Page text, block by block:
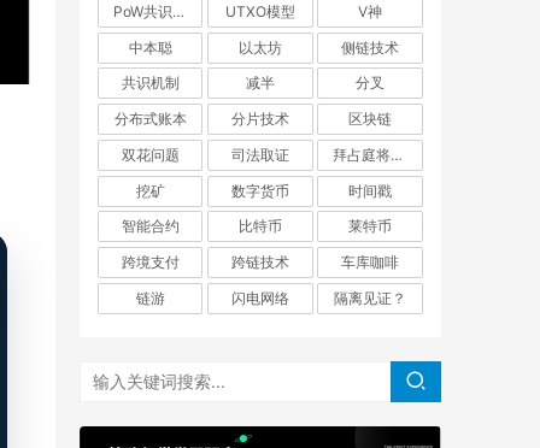
PoW共识机制
UTXO模型
V神
中本聪
以太坊
侧链技术
共识机制
减半
分叉
分布式账本
分片技术
区块链
双花问题
司法取证
拜占庭将军问题
挖矿
数字货币
时间戳
智能合约
比特币
莱特币
跨境支付
跨链技术
车库咖啡
链游
闪电网络 隔离见证？